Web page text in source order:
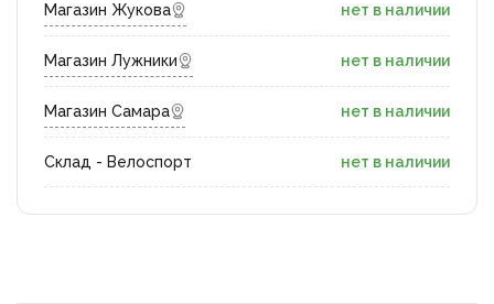
Магазин Жукова нет в наличии
Магазин Лужники нет в наличии
Магазин Самара нет в наличии
Склад - Велоспорт нет в наличии